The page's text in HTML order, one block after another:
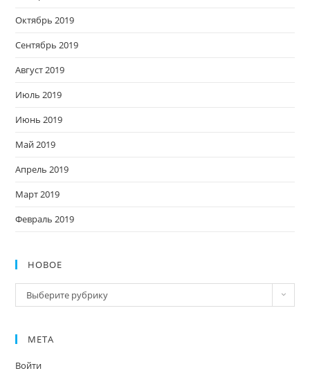
Октябрь 2019
Сентябрь 2019
Август 2019
Июль 2019
Июнь 2019
Май 2019
Апрель 2019
Март 2019
Февраль 2019
НОВОЕ
Новое
Выберите рубрику
МЕТА
Войти